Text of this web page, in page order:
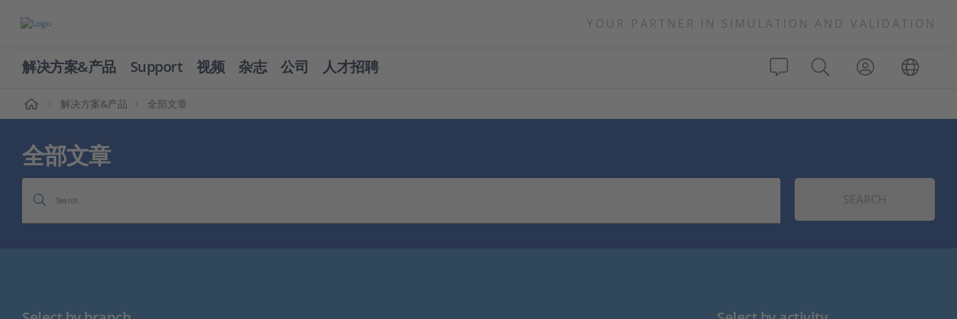
YOUR PARTNER IN SIMULATION AND VALIDATION
解决方案&产品 Support 视频 杂志 公司 人才招聘
解决方案&产品 全部文章
全部文章
Search